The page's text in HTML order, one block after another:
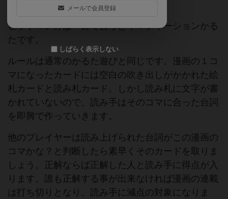
ヒットマンガは一言で言うとイマジネーションかる
たです。
ルールは通常のかるた遊びと同じです。漫画の１コ
マになったカードには空白の吹き出しがかかれた絵
札カードと読み札カード。しかし読み札に文字が書
かれていないので、読み手はそのコマに合った台詞
を即興で作っていきます。
他のプレイヤーは読み上げられた台詞がこの漫画の
コマかな？と判断したら素早くそのカードを取りま
しょう。正解ならば正解した人と読み手に得点が入
ります。誰も正解する事が出来なければ漫画の連載
は打ち切りとなり、読み手に減点の対象になりま
メールで会員登録
しばらく表示しない